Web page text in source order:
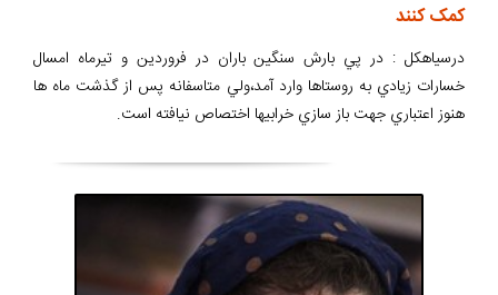
کمک کنند
درسیاهکل : در پي بارش سنگين باران در فروردين و تيرماه امسال
خسارات زيادي به روستاها وارد آمد،ولي متاسفانه پس از گذشت ماه ها
هنوز اعتباري جهت باز سازي خرابيها اختصاص نيافته است.